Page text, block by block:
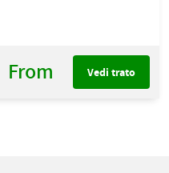
From Vedi trato